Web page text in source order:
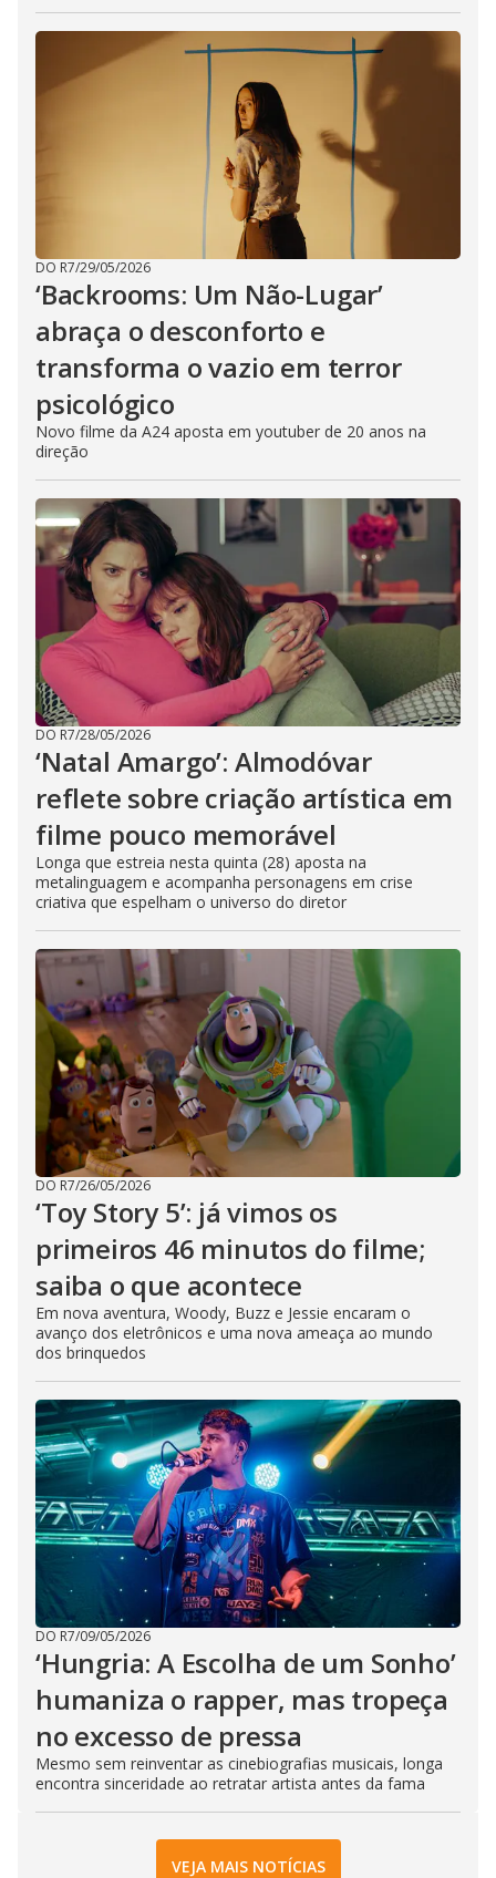
DO R7/29/05/2026
‘Backrooms: Um Não-Lugar’
abraça o desconforto e
transforma o vazio em terror
psicológico
Novo filme da A24 aposta em youtuber de 20 anos na
direção
DO R7/28/05/2026
‘Natal Amargo’: Almodóvar
reflete sobre criação artística em
filme pouco memorável
Longa que estreia nesta quinta (28) aposta na
metalinguagem e acompanha personagens em crise
criativa que espelham o universo do diretor
DO R7/26/05/2026
‘Toy Story 5’: já vimos os
primeiros 46 minutos do filme;
saiba o que acontece
Em nova aventura, Woody, Buzz e Jessie encaram o
avanço dos eletrônicos e uma nova ameaça ao mundo
dos brinquedos
DO R7/09/05/2026
‘Hungria: A Escolha de um Sonho’
humaniza o rapper, mas tropeça
no excesso de pressa
Mesmo sem reinventar as cinebiografias musicais, longa
encontra sinceridade ao retratar artista antes da fama
VEJA MAIS NOTÍCIAS